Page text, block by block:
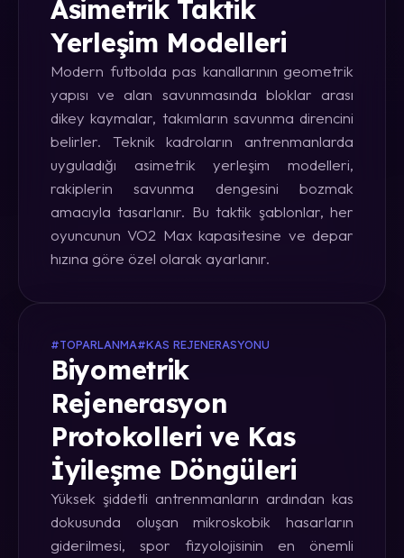
Asimetrik Taktik
Yerleşim Modelleri
Modern futbolda pas kanallarının geometrik
yapısı ve alan savunmasında bloklar arası
dikey kaymalar, takımların savunma direncini
belirler. Teknik kadroların antrenmanlarda
uyguladığı asimetrik yerleşim modelleri,
rakiplerin savunma dengesini bozmak
amacıyla tasarlanır. Bu taktik şablonlar, her
oyuncunun VO2 Max kapasitesine ve depar
hızına göre özel olarak ayarlanır.
#TOPARLANMA#KAS REJENERASYONU
Biyometrik
Rejenerasyon
Protokolleri ve Kas
İyileşme Döngüleri
Yüksek şiddetli antrenmanların ardından kas
dokusunda oluşan mikroskobik hasarların
giderilmesi, spor fizyolojisinin en önemli